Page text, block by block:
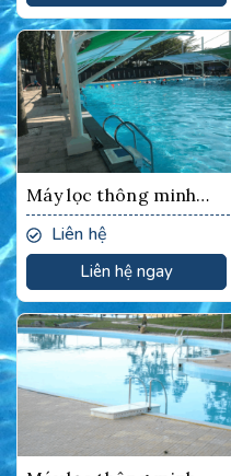
Máy lọc thông minh
XO3Liên hệ
Liên hệ ngay